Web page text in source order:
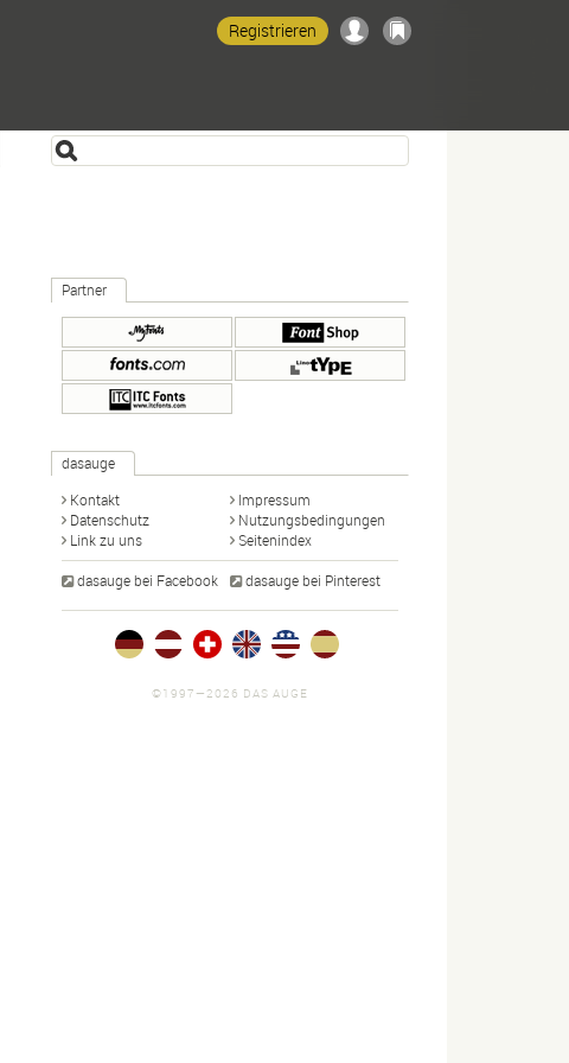
Registrieren
Partner
dasauge
Kontakt
Impressum
Datenschutz
Nutzungsbedingungen
Link zu uns
Seitenindex
dasauge bei Facebook dasauge bei Pinterest
©1997—2026 DAS AUGE